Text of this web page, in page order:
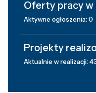
Oferty pracy
Aktywne ogłoszenia: 0
Projekty
Aktualnie w realizacji: